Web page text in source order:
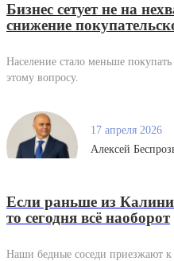
Бизнес сетует не на
снижение
Население стало меньше
этому вопросу.
17 апреля 2026
Алексей
Если раньше из
то сегодня всё наоборот
Наши бедные соседи приезжают к